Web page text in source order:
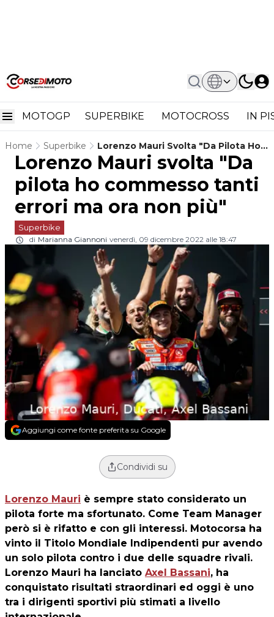
MOTOGP SUPERBIKE MOTOCROSS IN
Home Superbike
Lorenzo Mauri Svolta "Da Pilota Ho
Commesso Tanti Errori Ma Ora Non
Più"
Lorenzo Mauri svolta "Da
pilota ho commesso tanti
errori ma ora non più"
Superbike
di Marianna Giannoni venerdì, 09 dicembre 2022 alle 18:47
Aggiungi come fonte preferita su Google
Condividi su
Lorenzo Mauri è sempre stato considerato un
pilota forte ma sfortunato. Come Team Manager
però si è rifatto e con gli interessi. Motocorsa ha
vinto il Titolo Mondiale Indipendenti pur avendo
un solo pilota contro i due delle squadre rivali.
Lorenzo Mauri ha lanciato Axel Bassani, ha
conquistato risultati straordinari ed oggi è uno
tra i dirigenti sportivi più stimati a livello